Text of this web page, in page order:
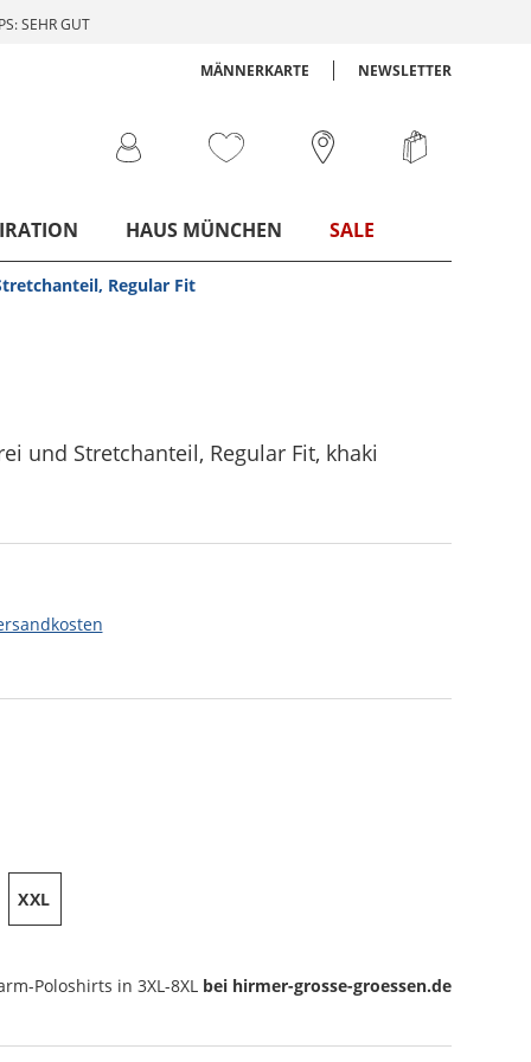
SEHR GUT
MÄNNERKARTE NEWSLETTER
HAUS MÜNCHEN SALE
Regular Fit
und Stretchanteil, Regular Fit, khaki
XXL
Poloshirts in 3XL-8XL bei hirmer-grosse-groessen.de